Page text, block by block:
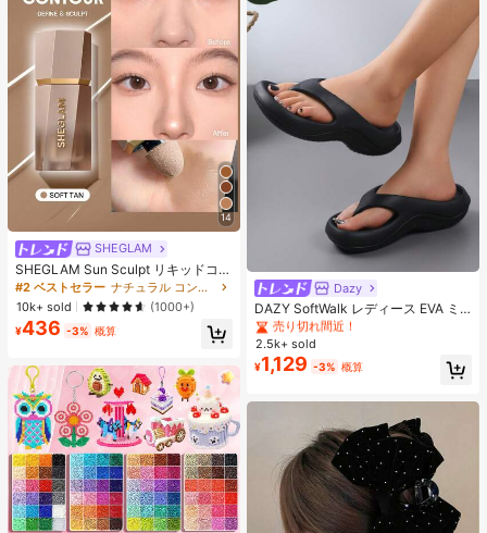
14
SHEGLAM
SHEGLAM Sun Sculpt リキッドコン
ター-Soft Tan ノーズシャドウ シェ
ーディング 女性と女の子のためのブ
ランドビューティーコスメメイクア
ップ
#2 ベストセラー
ナチュラル コントゥア＆ブロンザー
10k+ sold
(1000+)
¥436 -3% 概算
Dazy
DAZY SoftWalk レディース EVA ミ
ッドヒールプラットフォームビーチ
サンダル - 超軽量、通気性、快適、
滑り止め、柔らかいソール、ミニマ
ルデザイン、ビーチ、休暇、家庭で
の自由時間、デイリー着用に適し、
オールシーズン、スリップオン、無
#2 ベストセラー
売り切れ間近！
#2 ベストセラー
売り切れ間近！
#2 ベストセラー
売り切れ間近！
#2 ベストセラー
2.5k+ sold
¥1,129 -3% 概算